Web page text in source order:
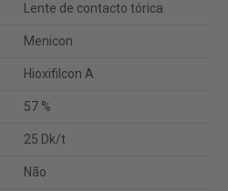
Lente de contacto tórica
Menicon
Hioxifilcon A
57 %
25 Dk/t
Não